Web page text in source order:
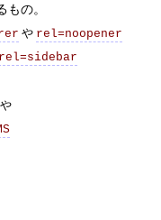
の。
や rel=noopener
rel=sidebar
や